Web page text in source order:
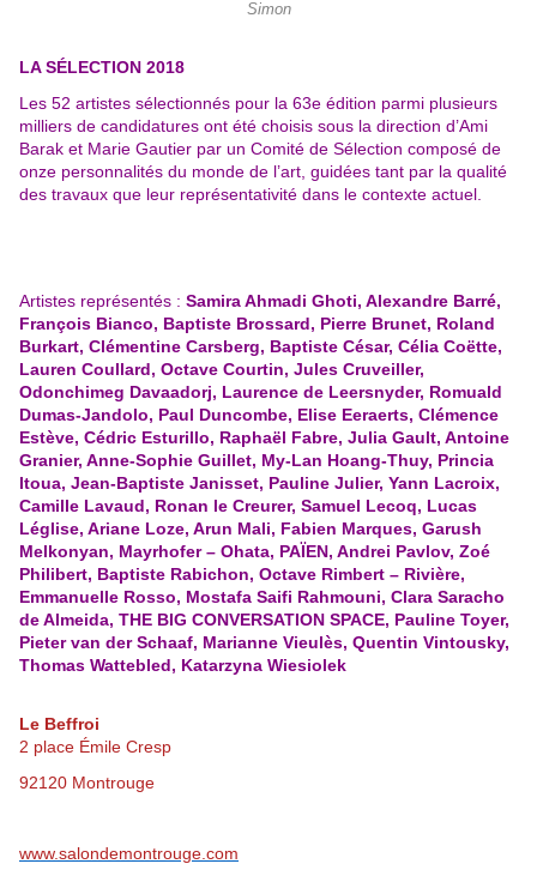
Simon
LA SÉLECTION 2018
Les 52 artistes sélectionnés pour la 63e édition parmi plusieurs
milliers de candidatures ont été choisis sous la direction d’Ami
Barak et Marie Gautier par un Comité de Sélection composé de
onze personnalités du monde de l’art, guidées tant par la qualité
des travaux que leur représentativité dans le contexte actuel.
Artistes représentés : Samira Ahmadi Ghoti, Alexandre Barré,
François Bianco, Baptiste Brossard, Pierre Brunet, Roland
Burkart, Clémentine Carsberg, Baptiste César, Célia Coëtte,
Lauren Coullard, Octave Courtin, Jules Cruveiller,
Odonchimeg Davaadorj, Laurence de Leersnyder, Romuald
Dumas-Jandolo, Paul Duncombe, Elise Eeraerts, Clémence
Estève, Cédric Esturillo, Raphaël Fabre, Julia Gault, Antoine
Granier, Anne-Sophie Guillet, My-Lan Hoang-Thuy, Princia
Itoua, Jean-Baptiste Janisset, Pauline Julier, Yann Lacroix,
Camille Lavaud, Ronan le Creurer, Samuel Lecoq, Lucas
Léglise, Ariane Loze, Arun Mali, Fabien Marques, Garush
Melkonyan, Mayrhofer – Ohata, PAÏEN, Andrei Pavlov, Zoé
Philibert, Baptiste Rabichon, Octave Rimbert – Rivière,
Emmanuelle Rosso, Mostafa Saifi Rahmouni, Clara Saracho
de Almeida, THE BIG CONVERSATION SPACE, Pauline Toyer,
Pieter van der Schaaf, Marianne Vieulès, Quentin Vintousky,
Thomas Wattebled, Katarzyna Wiesiolek
Le Beffroi
2 place Émile Cresp
92120 Montrouge
www.salondemontrouge.com